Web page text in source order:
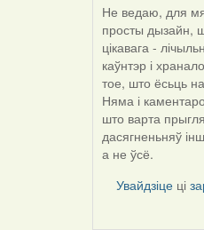
In
reply
to
by
Feather
Не ведаю, для
просты дызайн,
цікавага -
каўнтэр і
тое, што ёсьць
Няма і
што варта
дасягненьняў
а не ўсё.
Увайдзіце ці